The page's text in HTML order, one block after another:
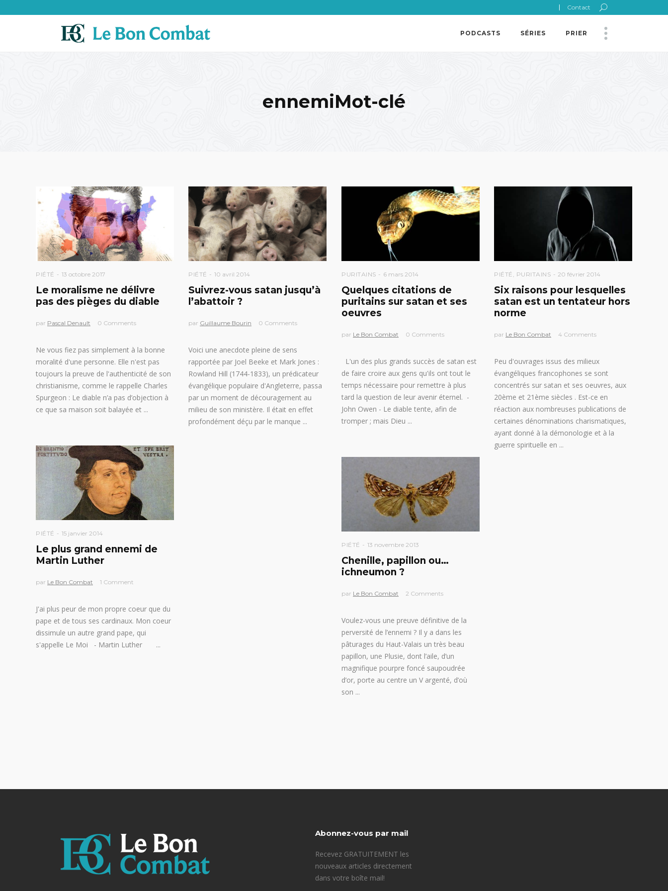
Contact
PODCASTS SÉRIES PRIER
ennemiMot-clé
PIÉTÉ 13 octobre 2017
Le moralisme ne délivre
pas des pièges du diable
par Pascal Denault 0 Comments
Ne vous fiez pas simplement à la bonne
moralité d'une personne. Elle n'est pas
toujours la preuve de l'authenticité de son
christianisme, comme le rappelle Charles
Spurgeon : Le diable n’a pas d’objection à
ce que sa maison soit balayée et
PIÉTÉ 10 avril 2014
Suivrez-vous satan jusqu’à
l’abattoir ?
par Guillaume Bourin 0 Comments
Voici une anecdote pleine de sens
rapportée par Joel Beeke et Mark Jones :
Rowland Hill (1744-1833), un prédicateur
évangélique populaire d'Angleterre, passa
par un moment de découragement au
milieu de son ministère. Il était en effet
profondément déçu par le manque
PURITAINS 6 mars 2014
Quelques citations de
puritains sur satan et ses
oeuvres
par Le Bon Combat 0 Comments
L'un des plus grands succès de satan est
de faire croire aux gens qu'ils ont tout le
temps nécessaire pour remettre à plus
tard la question de leur avenir éternel. -
John Owen - Le diable tente, afin de
tromper ; mais Dieu
PIÉTÉ , PURITAINS 20 février 2014
Six raisons pour lesquelles
satan est un tentateur hors
norme
par Le Bon Combat 4 Comments
Peu d'ouvrages issus des milieux
évangéliques francophones se sont
concentrés sur satan et ses oeuvres, aux
20ème et 21ème siècles . Est-ce en
réaction aux nombreuses publications de
certaines dénominations charismatiques,
ayant donné à la démonologie et à la
guerre spirituelle en
PIÉTÉ 15 janvier 2014
Le plus grand ennemi de
Martin Luther
par Le Bon Combat 1 Comment
J'ai plus peur de mon propre coeur que du
pape et de tous ses cardinaux. Mon coeur
dissimule un autre grand pape, qui
s'appelle Le Moi - Martin Luther
PIÉTÉ 13 novembre 2013
Chenille, papillon ou…
ichneumon ?
par Le Bon Combat 2 Comments
Voulez-vous une preuve définitive de la
perversité de l’ennemi ? Il y a dans les
pâturages du Haut-Valais un très beau
papillon, une Plusie, dont l’aile, d’un
magnifique pourpre foncé saupoudrée
d’or, porte au centre un V argenté, d’où
son
Abonnez-vous par mail
Recevez GRATUITEMENT les
nouveaux articles directement
dans votre boîte mail!